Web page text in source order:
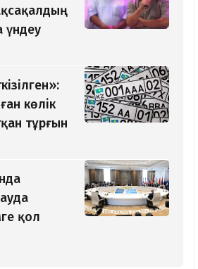
үндеу
көлік
тұрғын
қол